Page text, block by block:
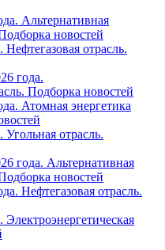
Альтернативная
новостей
отрасль.
года.
Подборка новостей
Атомная энергетика
отрасль.
года. Альтернативная
новостей
Нефтегазовая отрасль.